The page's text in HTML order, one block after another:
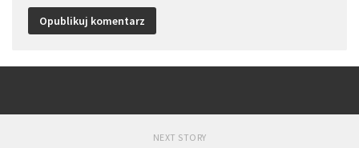
NEXT STORY